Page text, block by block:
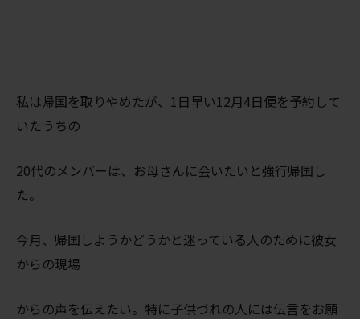
私は帰国を取りやめたが、1日早い12月4日便を予約して
いたうちの
20代のメンバーは、お母さんに会いたいと強行帰国し
た。
今月、帰国しようかどうかと迷っている人のために彼女
からの現場
からの声を伝えたい。特に子供づれの人には伝言をお願